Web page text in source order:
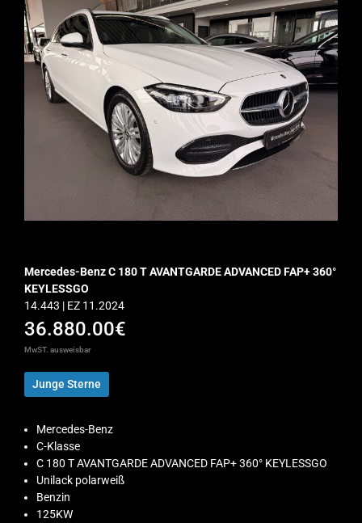
Mercedes-Benz C 180 T AVANTGARDE ADVANCED FAP+ 360°
KEYLESSGO
14.443 | EZ 11.2024
36.880.00€
MwST. ausweisbar
Junge Sterne
Mercedes-Benz
C-Klasse
C 180 T AVANTGARDE ADVANCED FAP+ 360° KEYLESSGO
Unilack polarweiß
Benzin
125KW